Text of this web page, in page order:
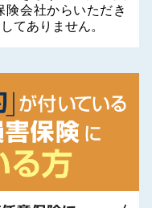
険会社からいただき
てありません。